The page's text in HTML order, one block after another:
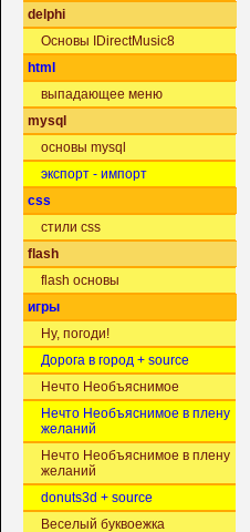
delphi
Основы IDirectMusic8
html
выпадающее меню
mysql
основы mysql
экспорт - импорт
css
стили css
flash
flash основы
игры
Ну, погоди!
Дорога в город + source
Нечто Необъяснимое
Нечто Необъяснимое в плену
желаний
Нечто Необъяснимое в плену
желаний
donuts3d + source
Веселый буквоежка